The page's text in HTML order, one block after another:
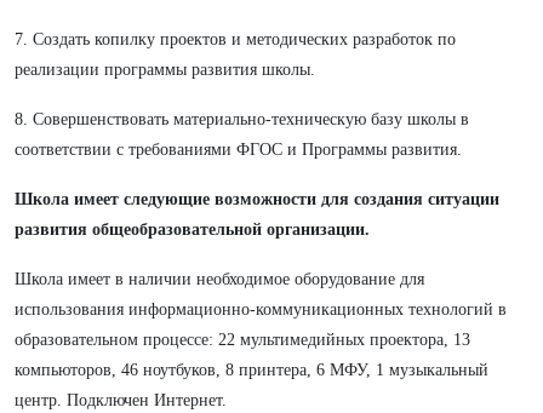
7. Создать копилку проектов и методических разработок по
реализации программы развития школы.
8. Совершенствовать материально-техническую базу школы в
соответствии с требованиями ФГОС и Программы развития.
Школа имеет следующие возможности для создания ситуации
развития общеобразовательной организации.
Школа имеет в наличии необходимое оборудование для
использования информационно-коммуникационных технологий в
образовательном процессе: 22 мультимедийных проектора, 13
компьюторов, 46 ноутбуков, 8 принтера, 6 МФУ, 1 музыкальный
центр. Подключен Интернет.